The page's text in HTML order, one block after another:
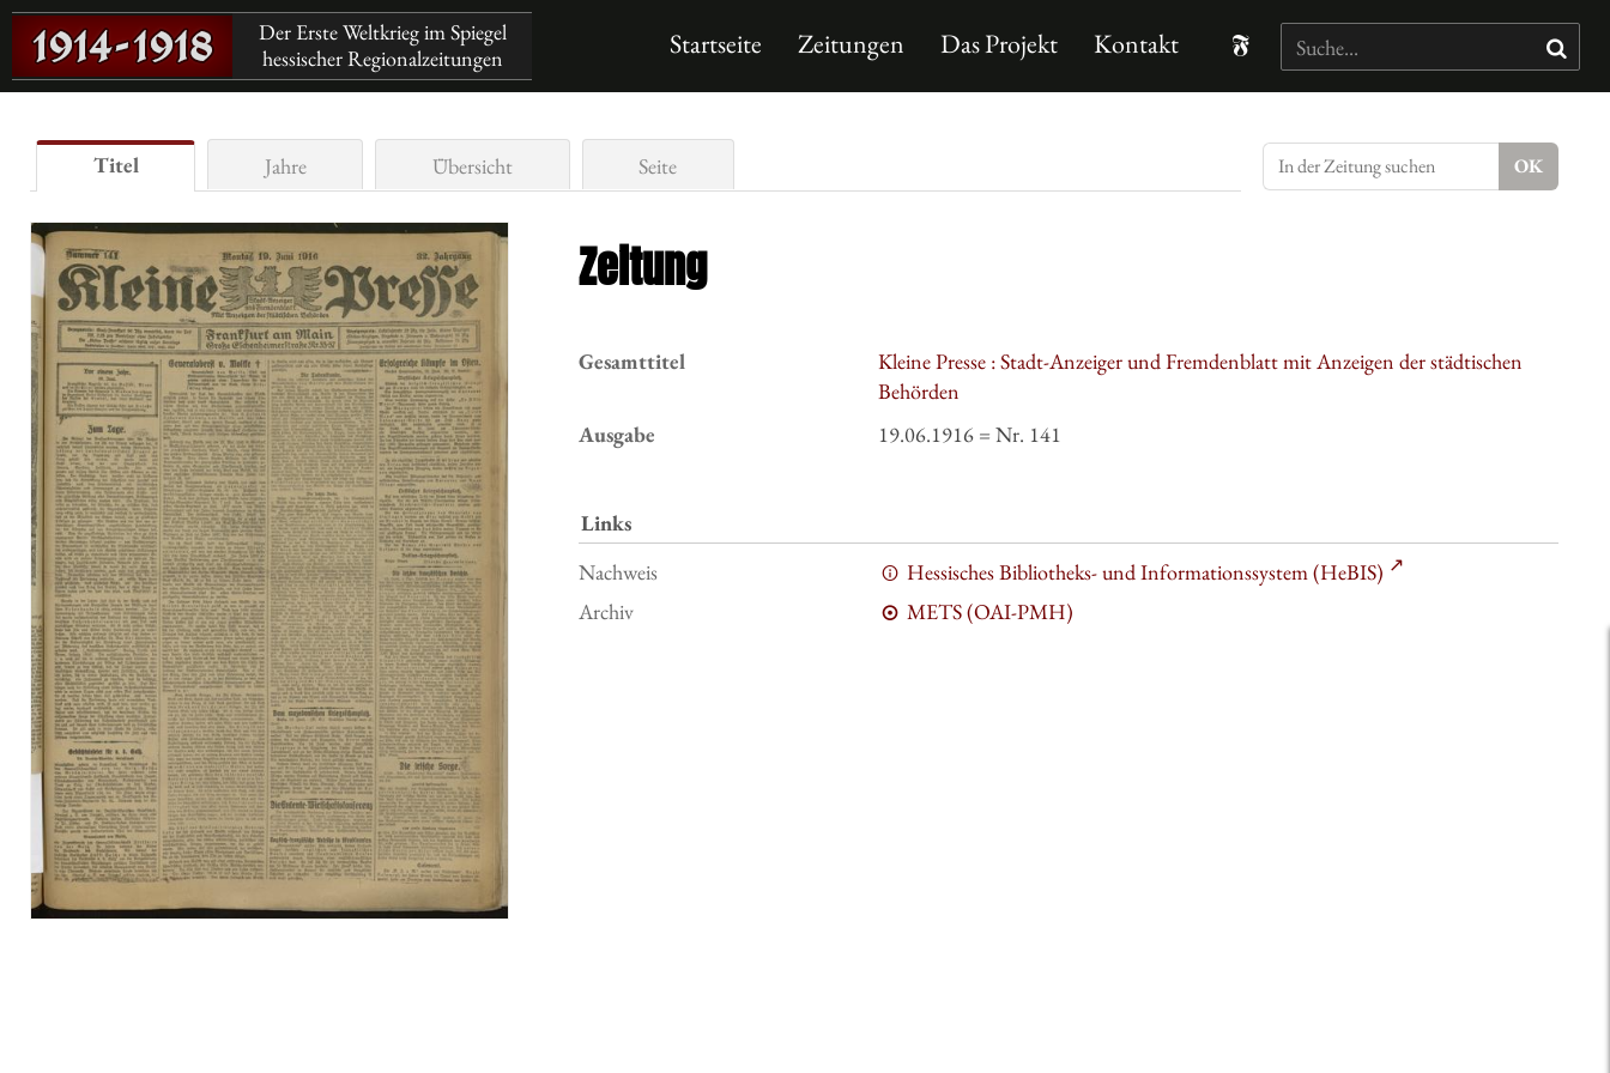
Der Erste Weltkrieg im Spiegel
hessischer Regionalzeitungen
Startseite Zeitungen Das Projekt Kontakt
Titel Jahre Übersicht Seite
Zeitung
Gesamttitel
Kleine Presse : Stadt-Anzeiger und Fremdenblatt mit Anzeigen der städtischen
Behörden
Ausgabe
19.06.1916 = Nr. 141
Links
Nachweis
Hessisches Bibliotheks- und Informationssystem (HeBIS)
Archiv
METS (OAI-PMH)